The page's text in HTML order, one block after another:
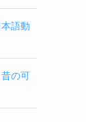
語動
の可